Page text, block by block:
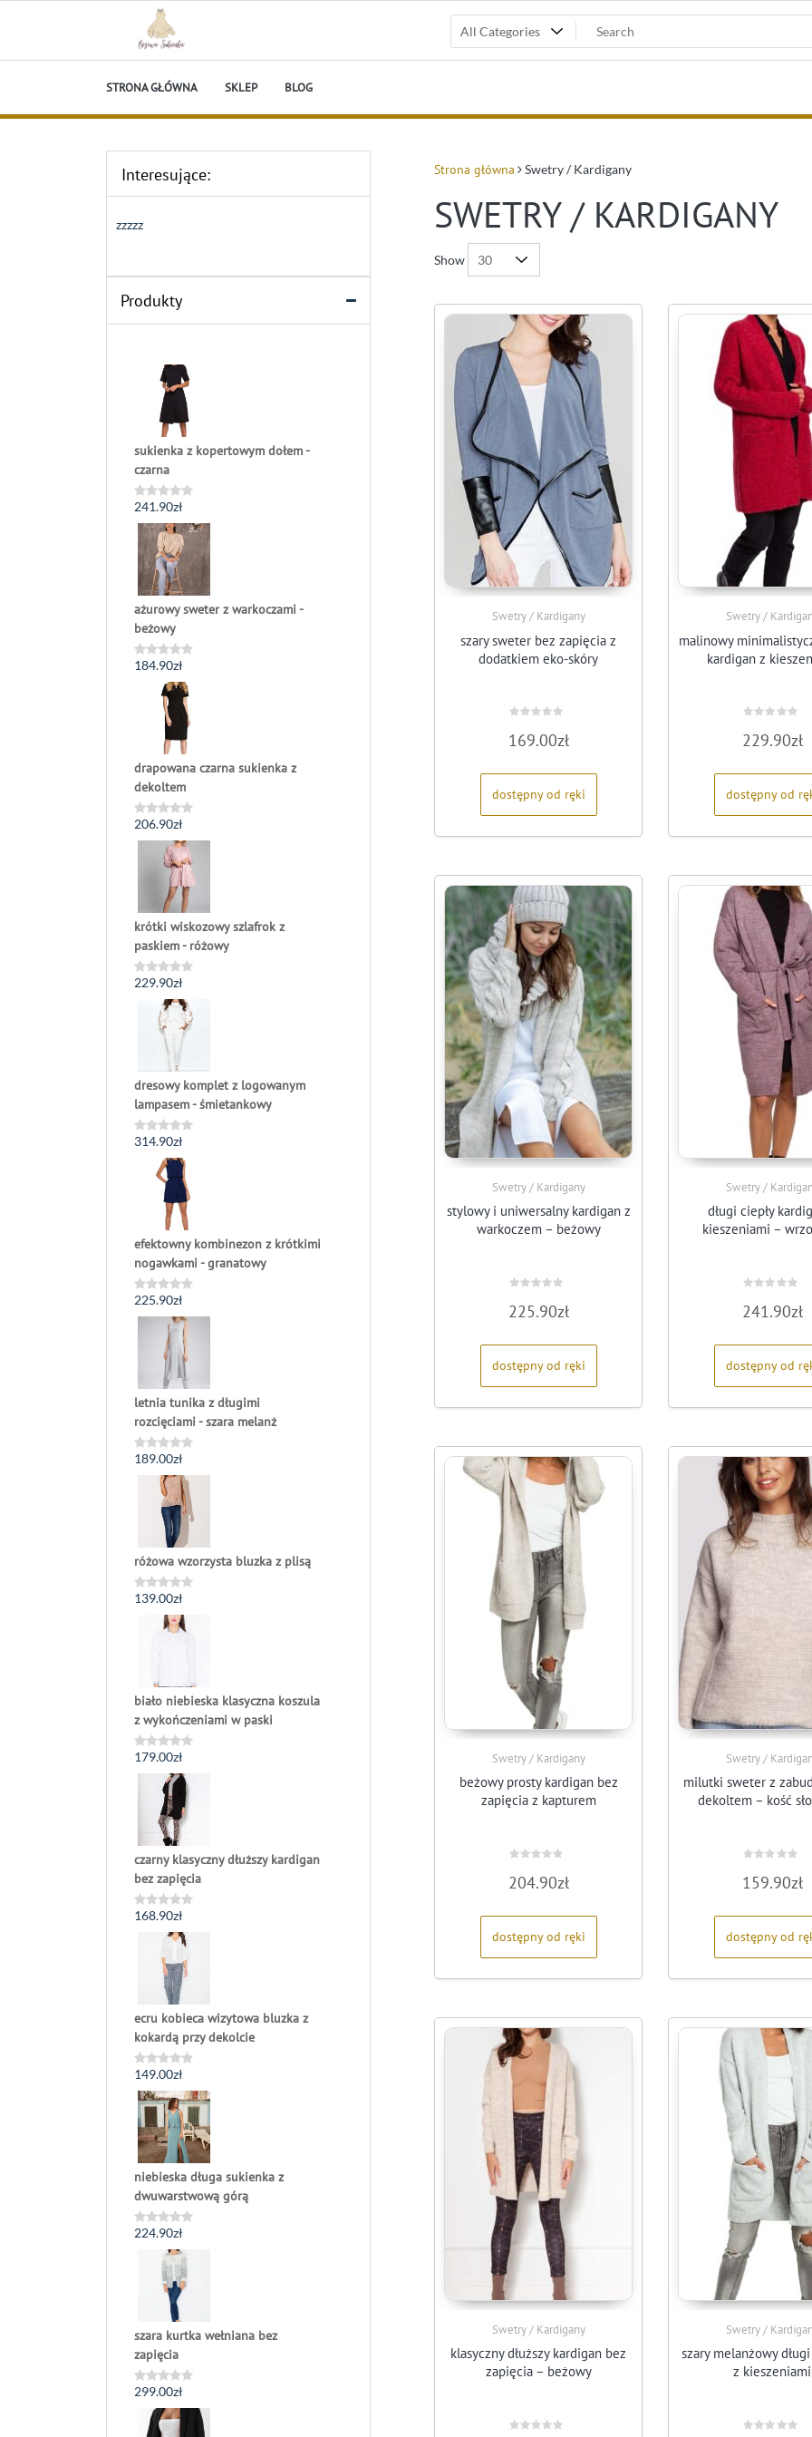
Beżowa Sukienka
STRONA GŁÓWNA SKLEP BLOG
Strona główna Swetry / Kardigany
SWETRY / KARDIGANY
Show
Swetry / Kardigany
szary sweter bez zapięcia z
dodatkiem eko-skóry
0
na
169.00zł
dostępny od ręki
Swetry /
malinowy
kardigan z
0
na
229.90zł
dostępny od
Swetry / Kardigany
stylowy i uniwersalny kardigan z
warkoczem – beżowy
0
na
225.90zł
dostępny od ręki
Swetry /
długi ciepły
kieszeniami –
0
na
241.90zł
dostępny od
Swetry / Kardigany
beżowy prosty kardigan bez
zapięcia z kapturem
0
na
204.90zł
dostępny od ręki
Swetry /
milutki sweter z
dekoltem – kość
0
na
159.90zł
dostępny od
Swetry / Kardigany
klasyczny dłuższy kardigan bez
zapięcia – beżowy
Swetry /
szary melanżowy
z kieszeniami
Interesujące:
zzzzz
Produkty
sukienka z kopertowym dołem -
czarna
Oceniono
0
5
241.90zł
ażurowy sweter z warkoczami -
beżowy
Oceniono
184.90zł
drapowana czarna sukienka z
dekoltem
Oceniono
0
206.90zł
krótki wiskozowy szlafrok z
paskiem - różowy
Oceniono
229.90zł
dresowy komplet z logowanym
lampasem - śmietankowy
Oceniono
314.90zł
efektowny kombinezon z krótkimi
nogawkami - granatowy
Oceniono
0
225.90zł
letnia tunika z długimi
rozcięciami - szara melanż
Oceniono
189.00zł
różowa wzorzysta bluzka z plisą
Oceniono
139.00zł
biało niebieska klasyczna koszula
z wykończeniami w paski
Oceniono
0
179.00zł
czarny klasyczny dłuższy kardigan
bez zapięcia
Oceniono
168.90zł
ecru kobieca wizytowa bluzka z
kokardą przy dekolcie
Oceniono
0
na
5
149.00zł
niebieska długa sukienka z
dwuwarstwową górą
Oceniono
224.90zł
szara kurtka wełniana bez
zapięcia
Oceniono
299.00zł